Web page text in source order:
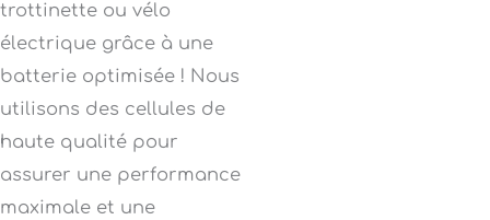
trottinette ou vélo
électrique grâce à une
batterie optimisée ! Nous
utilisons des cellules de
haute qualité pour
assurer une performance
maximale et une